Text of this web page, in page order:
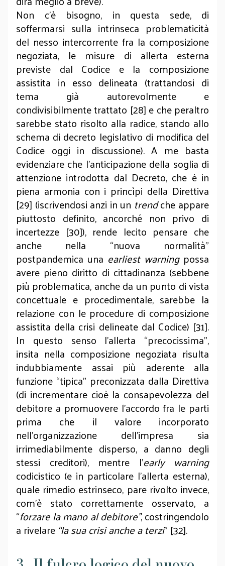
Non c’è bisogno, in questa sede, di
soffermarsi sulla intrinseca problematicità
del nesso intercorrente fra la composizione
negoziata, le misure di allerta esterna
previste dal Codice e la composizione
assistita in esso delineata (trattandosi di
tema già autorevolmente e
condivisibilmente trattato [28] e che peraltro
sarebbe stato risolto alla radice, stando allo
schema di decreto legislativo di modifica del
Codice oggi in discussione). A me basta
evidenziare che l’an­ticipazione della soglia di
attenzione introdotta dal Decreto, che è in
piena armonia con i princìpi della Direttiva
[29] (iscrivendosi anzi in un trendche appare
piuttosto definito, ancorché non privo di
incertezze [30]), rende lecito pensare che
anche nella “nuova normalità”
postpandemica una earliest warning possa
avere pieno diritto di cittadinanza (sebbene
più problematica, anche da un punto di vista
concettuale e procedimentale, sarebbe la
relazione con le procedure di composizione
assistita della crisi delineate dal Codice) [31].
In questo senso l’allerta “precocissima”,
insita nella composizione negoziata risulta
indubbiamente assai più aderente alla
funzione “tipica” preconizzata dalla Direttiva
(di incrementare cioè la consapevolezza del
debitore a promuovere l’accordo fra le parti
prima che il valore incorporato
nell’organizzazione dell’impresa sia
irrimediabilmente disperso, a danno degli
stessi creditori), mentre l’early warning
codicistico (e in particolare l’allerta esterna),
quale rimedio estrinseco, pare rivolto invece,
com’è stato correttamente osservato, a
“forzare la mano al debitore”,costringendolo
a rivelare“la sua crisi anche a terzi” [32].